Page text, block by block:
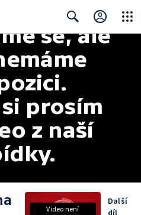
Search
se, ale
prosím
z naší
Video není
Další
díl